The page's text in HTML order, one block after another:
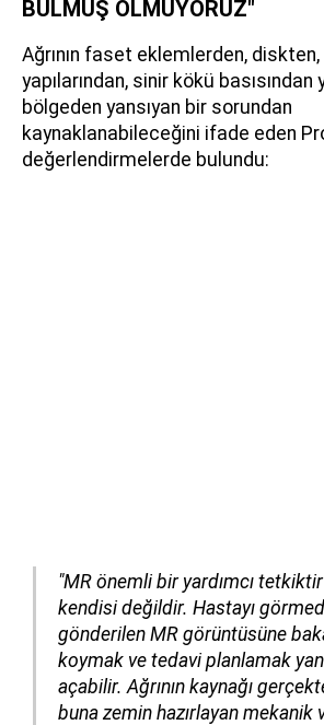
BULMUŞ OLMUYORUZ"
Ağrının faset eklemlerden,
yapılarından, sinir kökü
bölgeden yansıyan bir sorundan
kaynaklanabileceğini ifade eden
değerlendirmelerde bulundu:
"MR önemli bir yardımcı
kendisi değildir. Hastayı
gönderilen MR görüntüsüne
koymak ve tedavi planlamak
açabilir. Ağrının kaynağı
buna zemin hazırlayan mekanik